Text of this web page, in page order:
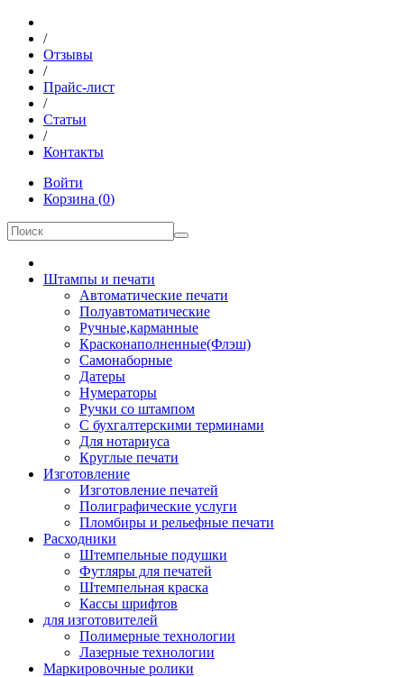
/
Отзывы
/
Прайс-лист
/
Статьи
/
Контакты
Войти
Корзина (0)
Штампы и печати
Автоматические печати
Полуавтоматические
Ручные,карманные
Красконаполненные(Флэш)
Самонаборные
Датеры
Нумераторы
Ручки со штампом
С бухгалтерскими терминами
Для нотариуса
Круглые печати
Изготовление
Изготовление печатей
Полиграфические услуги
Пломбиры и рельефные печати
Расходники
Штемпельные подушки
Футляры для печатей
Штемпельная краска
Кассы шрифтов
для изготовителей
Полимерные технологии
Лазерные технологии
Маркировочные ролики